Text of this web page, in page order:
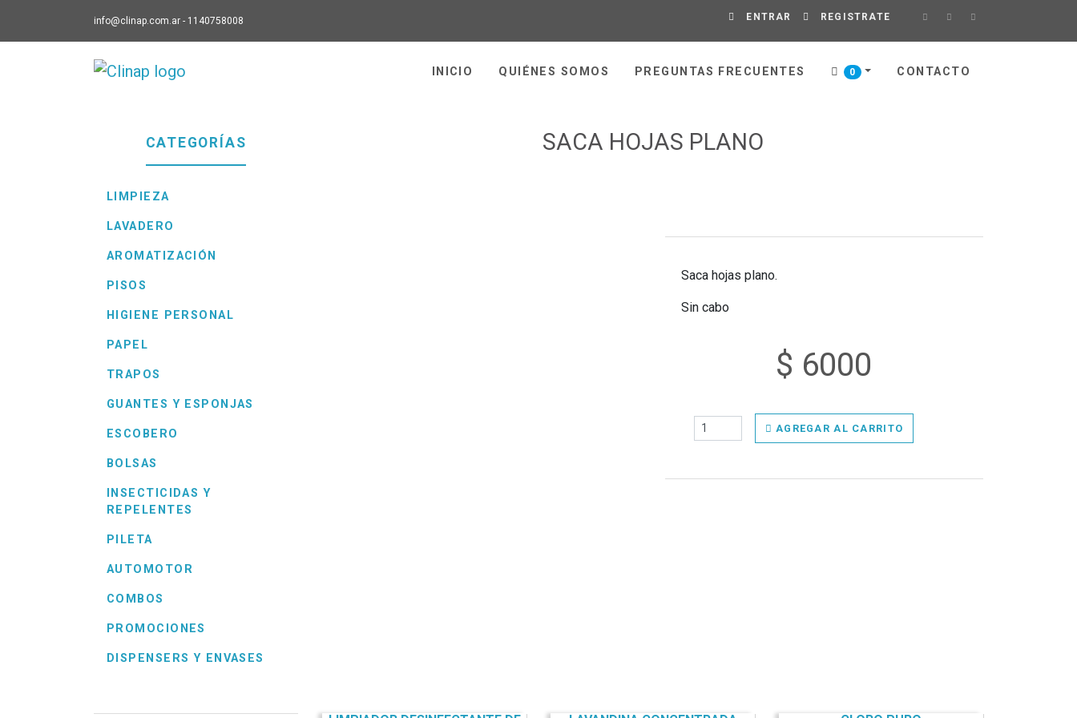
info@clinap.com.ar - 1140758008 ENTRAR REGISTRATE
INICIO QUIÉNES SOMOS PREGUNTAS FRECUENTES 0 CONTACTO
CATEGORÍAS
LIMPIEZA
LAVADERO
AROMATIZACIÓN
PISOS
HIGIENE PERSONAL
PAPEL
TRAPOS
GUANTES Y ESPONJAS
ESCOBERO
BOLSAS
INSECTICIDAS Y
REPELENTES
PILETA
AUTOMOTOR
COMBOS
PROMOCIONES
DISPENSERS Y ENVASES
SACA HOJAS PLANO
Saca hojas plano.
Sin cabo
$ 6000
AGREGAR AL CARRITO